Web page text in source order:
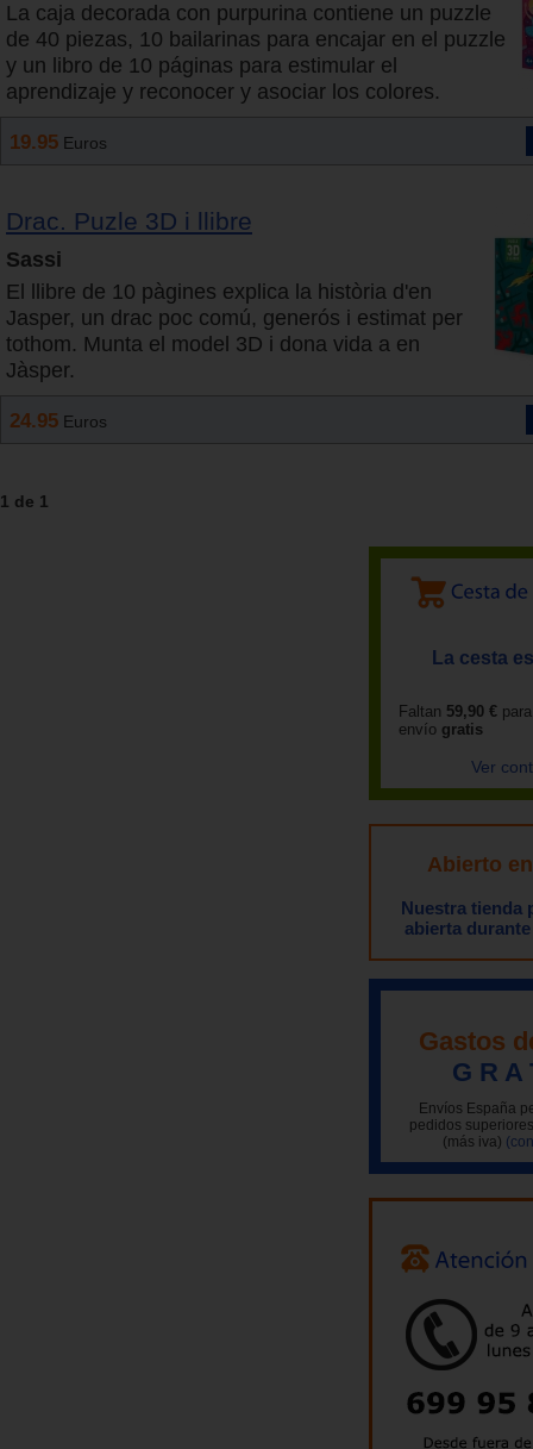
La caja decorada con purpurina contiene un puzzle
de 40 piezas, 10 bailarinas para encajar en el puzzle
y un libro de 10 páginas para estimular el
aprendizaje y reconocer y asociar los colores.
19.95 Euros
Drac. Puzle 3D i llibre
Sassi
El llibre de 10 pàgines explica la història d'en
Jasper, un drac poc comú, generós i estimat per
tothom. Munta el model 3D i dona vida a en
Jàsper.
24.95 Euros
1 de 1
La cesta
Faltan 59,90 €
envío gratis
Ver
Abierto
Nuestra tienda
abierta
Gastos
G R A
Envíos España
pedidos
(más iva)